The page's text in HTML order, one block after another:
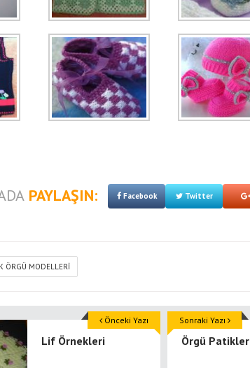
PAYLAŞIN: Facebook Twitter
ÖRGÜ MODELLERI
Lif Örnekleri
Önceki Yazı
Örgü Patikler
Sonraki Yazı